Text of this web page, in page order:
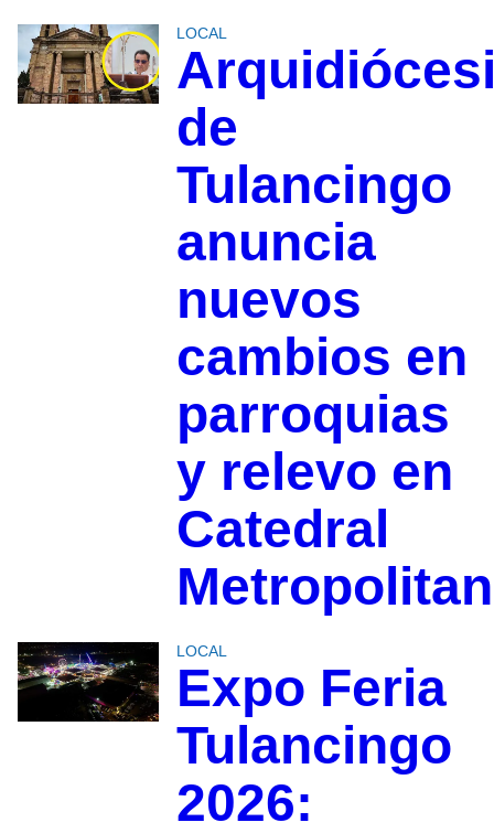
LOCAL
de
Tulancingo
anuncia
nuevos
cambios en
parroquias
y relevo en
Catedral
LOCAL
Expo Feria
Tulancingo
2026: